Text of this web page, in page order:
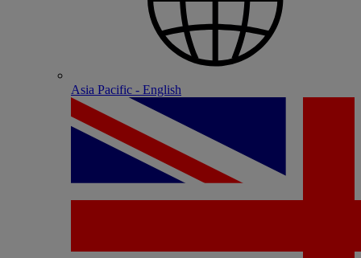
Asia Pacific - English